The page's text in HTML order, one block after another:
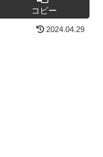
コピー
2024.04.29